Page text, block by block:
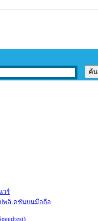
วร์
พลิเคชันบนมือถือ